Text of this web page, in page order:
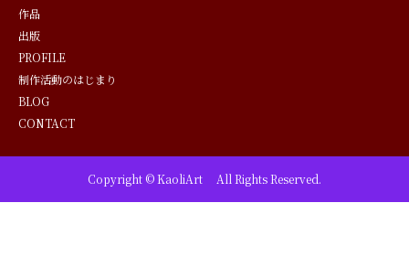
作品
出版
PROFILE
制作活動のはじまり
BLOG
CONTACT
Copyright © KaoliArt All Rights Reserved.